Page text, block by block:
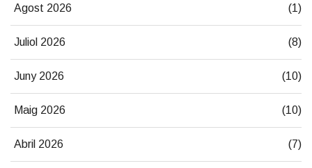
Agost 2026 (1)
Juliol 2026 (8)
Juny 2026 (10)
Maig 2026 (10)
Abril 2026 (7)